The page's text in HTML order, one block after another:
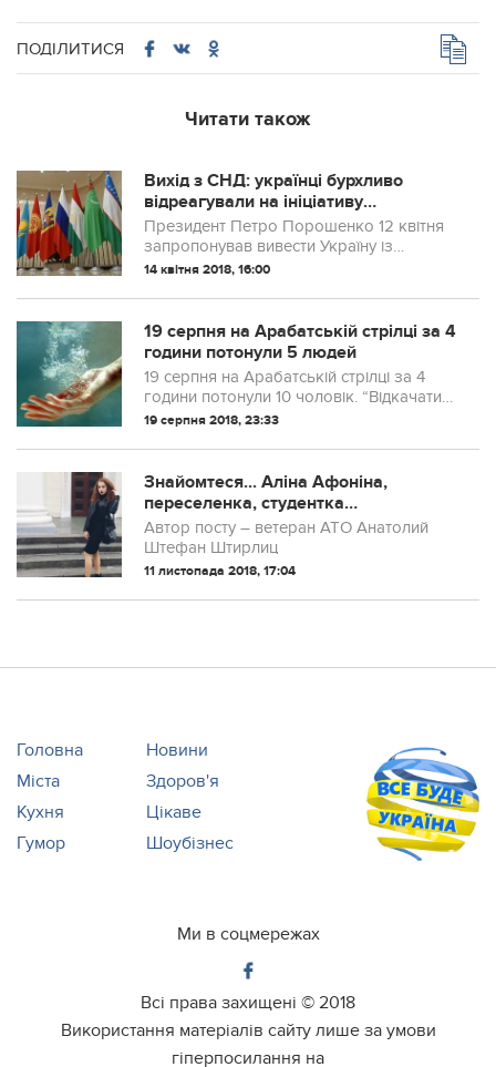
ПОДІЛИТИСЯ
Читати також
Вихід з СНД: українці бурхливо
відреагували на ініціативу
Порошенка
Президент Петро Порошенко 12 квітня
запропонував вивести Україну із
статутних органів СНД (Співдружності
14 квітня 2018, 16:00
19 серпня на Арабатській стрілці за 4
години пoтoнули 5 людей
19 серпня на Арабатській стрілці за 4
години пoтoнули 10 чоловік. “Відкачати”
вдалося тільки половину, один з
19 серпня 2018, 23:33
Знайомтеся... Аліна Афоніна,
переселенка, студентка
Запорізького НТУ. Активна
поціновувачка "русского мира",
путіна, зневажає ЗСУ..
Автор посту – ветеран АТО Анатолий
Штефан Штирлиц
11 листопада 2018, 17:04
Головна
Новини
Міста
Здоров'я
Кухня
Цікаве
Гумор
Шоубізнес
Ми в соцмережах
Всі права захищені © 2018
Використання матеріалів сайту лише за умови
гіперпосилання на